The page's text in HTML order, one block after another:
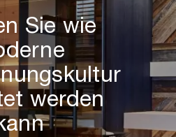
Sie wie
werden